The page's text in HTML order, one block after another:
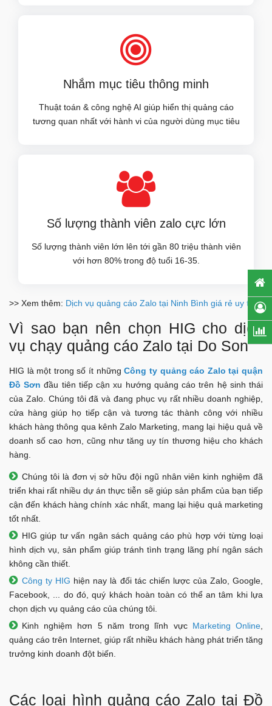
Nhắm mục tiêu thông minh
Thuật toán & công nghệ AI giúp hiển thị quảng cáo
tương quan nhất với hành vi của người dùng mục tiêu
Số lượng thành viên zalo cực lớn
Số lượng thành viên lớn lên tới gần 80 triệu thành viên
với hơn 80% trong độ tuổi 16-35.
>> Xem thêm: Dịch vụ quảng cáo Zalo tại Ninh Bình giá rẻ uy tín
Vì sao bạn nên chọn HIG cho dịch
vụ chạy quảng cáo Zalo tại Do Son
HIG là một trong số ít nhữngCông ty quảng cáo Zalo tại quận
Đồ Sơn đầu tiên tiếp cận xu hướng quảng cáo trên hệ sinh thái
của Zalo. Chúng tôi đã và đang phục vụ rất nhiều doanh nghiệp,
cửa hàng giúp họ tiếp cận và tương tác thành công với nhiều
khách hàng thông qua kênh Zalo Marketing, mang lại hiệu quả về
doanh số cao hơn, cũng như tăng uy tín thương hiệu cho khách
hàng.
Chúng tôi là đơn vị sở hữu đội ngũ nhân viên kinh nghiệm đã
triển khai rất nhiều dự án thực tiễn sẽ giúp sản phẩm của bạn tiếp
cận đến khách hàng chính xác nhất, mang lại hiệu quả marketing
tốt nhất.
HIG giúp tư vấn ngân sách quảng cáo phù hợp với từng loại
hình dịch vụ, sản phẩm giúp tránh tình trạng lãng phí ngân sách
không cần thiết.
Công ty HIG hiện nay là đối tác chiến lược của Zalo, Google,
Facebook, ... do đó, quý khách hoàn toàn có thể an tâm khi lựa
chọn dịch vụ quảng cáo của chúng tôi.
Kinh nghiệm hơn 5 năm trong lĩnh vực Marketing Online,
quảng cáo trên Internet, giúp rất nhiều khách hàng phát triển tăng
trưởng kinh doanh đột biến.
Các loại hình quảng cáo Zalo tại Đồ